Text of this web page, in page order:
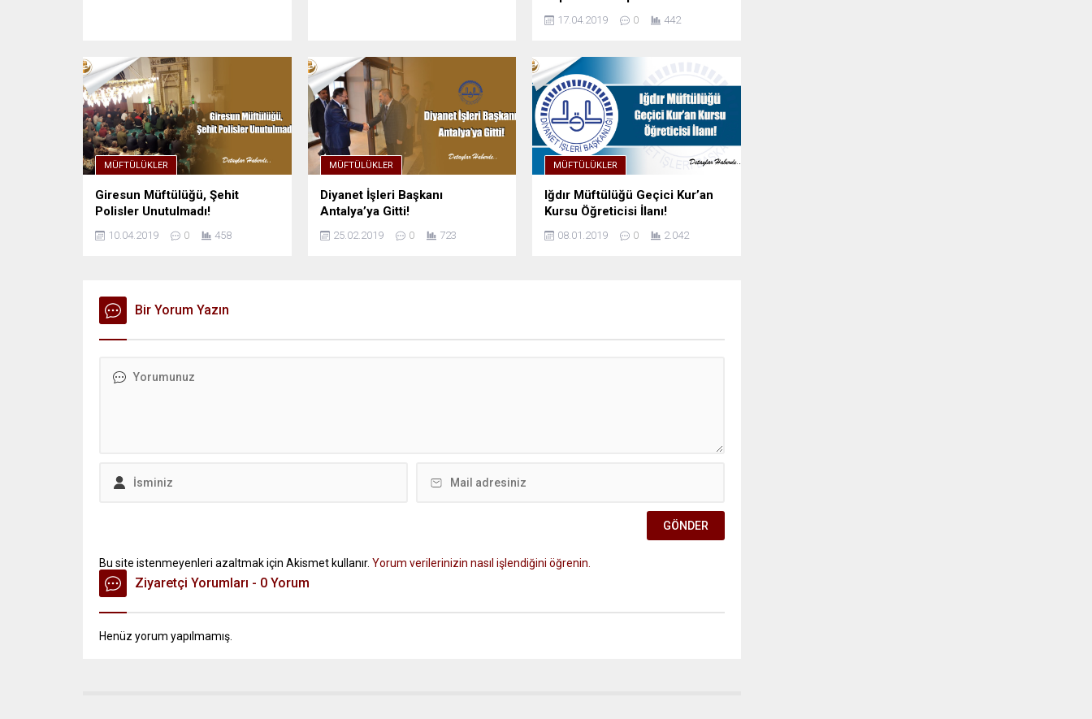
17.04.2019 0 442
MÜFTÜLÜKLER
Giresun Müftülüğü, Şehit
Polisler Unutulmadı!
10.04.2019 0 458
MÜFTÜLÜKLER
Diyanet İşleri Başkanı
Antalya’ya Gitti!
25.02.2019 0 723
MÜFTÜLÜKLER
Iğdır Müftülüğü Geçici Kur’an
Kursu Öğreticisi İlanı!
08.01.2019 0 2.042
Bir Yorum Yazın
Bu site istenmeyenleri azaltmak için Akismet kullanır. Yorum verilerinizin nasıl işlendiğini öğrenin.
Ziyaretçi Yorumları - 0 Yorum
Henüz yorum yapılmamış.